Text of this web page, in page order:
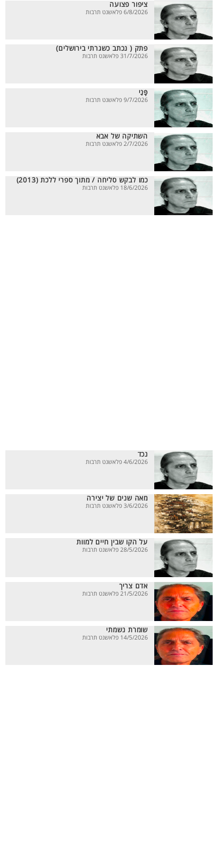
ציפור פצועה
6/8/2026 פלאשנט תרבות
פתק ( נכתב כשגרתי בירושלים)
31/7/2026 פלאשנט תרבות
פָּנַי
9/7/2026 פלאשנט תרבות
השתיקה של אבא
2/7/2026 פלאשנט תרבות
כמו לבקש סליחה / מתוך ספרי ללכת (2013)
18/6/2026 פלאשנט תרבות
נכד
4/6/2026 פלאשנט תרבות
מאה שנים של יצירה
3/6/2026 פלאשנט תרבות
על הקו שבין חיים למוות
28/5/2026 פלאשנט תרבות
אדם צריך
21/5/2026 פלאשנט תרבות
שומרת נשמתי
14/5/2026 פלאשנט תרבות